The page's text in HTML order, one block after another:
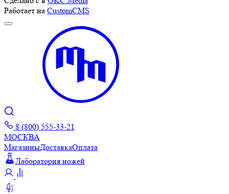
Работает на CustomCMS
8 (800) 555-33-21
МОСКВА
МагазиныДоставкаОплата
Лаборатория ножей